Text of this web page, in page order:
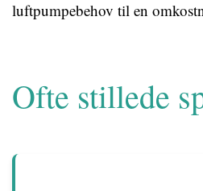
luftpumpebehov til en
Ofte stillede